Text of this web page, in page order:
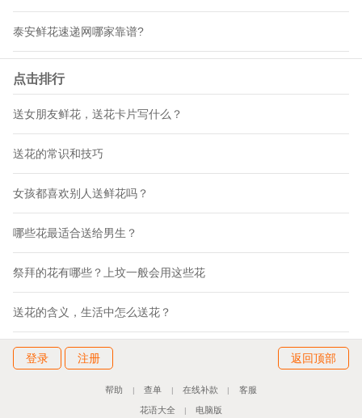
泰安鲜花速递网哪家靠谱?
点击排行
送女朋友鲜花，送花卡片写什么？
送花的常识和技巧
女孩都喜欢别人送鲜花吗？
哪些花最适合送给男生？
祭拜的花有哪些？上坟一般会用这些花
送花的含义，生活中怎么送花？
返回顶部
登录 注册
帮助 | 查单 | 在线补款 | 客服
花语大全 | 电脑版